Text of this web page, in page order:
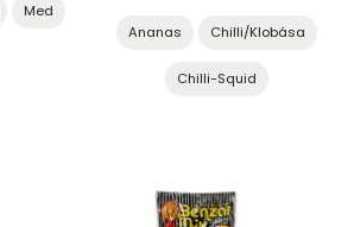
Med
Ananas Chilli/Klobása
Chilli-Squid